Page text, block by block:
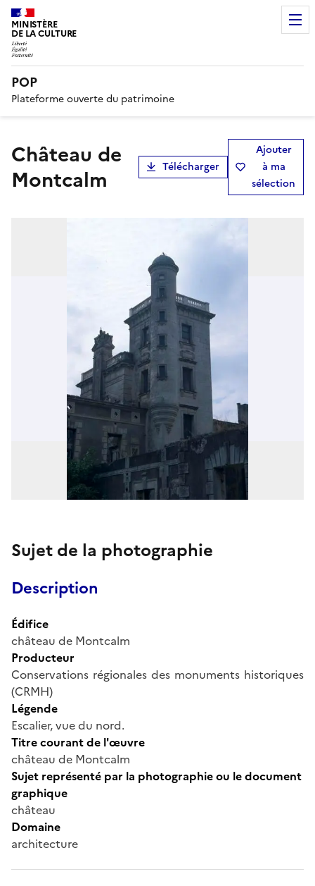
MINISTÈRE
DE LA CULTURE
POP
Plateforme ouverte du patrimoine
château de
Montcalm
Télécharger
Ajouter
à ma
sélection
Sujet de la photographie
Description
Édifice
château de Montcalm
Producteur
Conservations régionales des monuments historiques
(CRMH)
Légende
Escalier, vue du nord.
Titre courant de l'œuvre
château de Montcalm
Sujet représenté par la photographie ou le document
graphique
château
Domaine
architecture